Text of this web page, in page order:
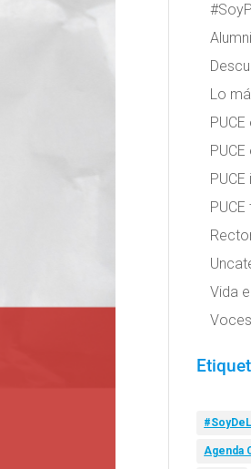
Lo
Vida
Voces
Agenda